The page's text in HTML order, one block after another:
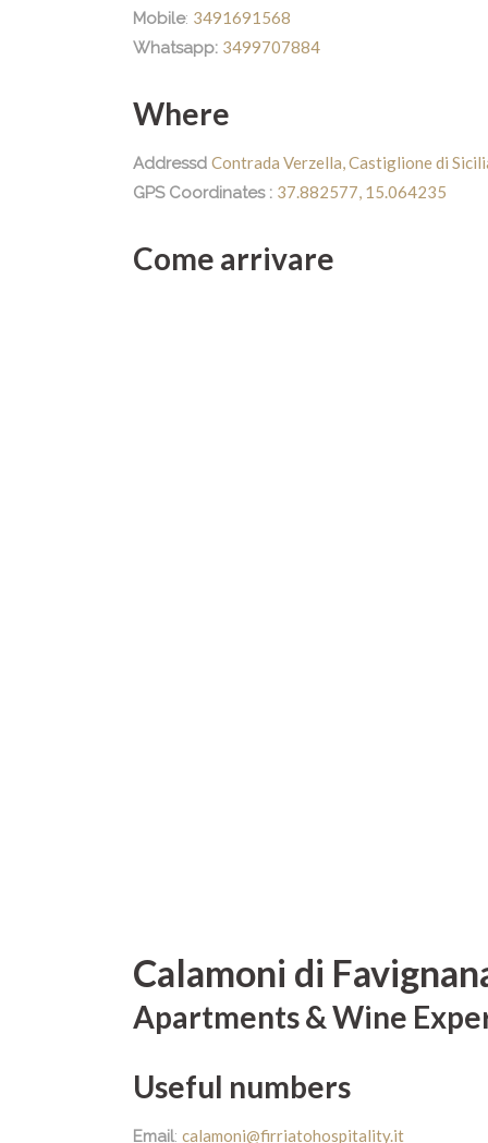
Mobile: 3491691568
Whatsapp: 3499707884
Where
Addressd Contrada Verzella, Castiglione di
GPS Coordinates : 37.882577, 15.064235
Come arrivare
Calamoni di
Apartments & Wine
Useful numbers
Email: calamoni@firriatohospitality.it